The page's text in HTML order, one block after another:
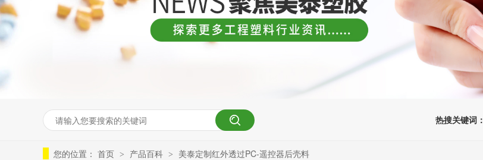
热搜关键词：
您的位置： 首页 > 产品百科 > 美泰定制红外透过PC-遥控器后壳料